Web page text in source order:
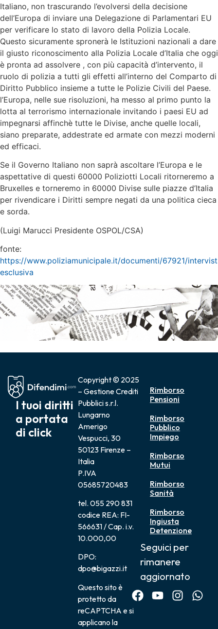
Italiano, non trascurando l’evolversi della decisione
dell’Europa di inviare una Delegazione di Parlamentari EU
per verificare lo stato di lavoro della Polizia Locale.
Questo sicuramente spronerà le Istituzioni nazionali a dare
il giusto riconoscimento alla Polizia Locale d’Italia che oggi
è pronta ad assolvere , con più capacità d’intervento, il
ruolo di polizia a tutti gli effetti all’interno del Comparto di
Diritto Pubblico insieme a tutte le Polizie Civili del Paese.
l’Europa, nelle sue risoluzioni, ha messo al primo punto la
lotta al terrorismo internazionale invitando i paesi EU ad
impegnarsi affinchè tutte le Divise, anche quelle locali,
siano preparate, addestrate ed armate con mezzi moderni
ed efficaci.
Se il Governo Italiano non saprà ascoltare l’Europa e le
aspettative di questi 60000 Poliziotti Locali ritorneremo a
Bruxelles e torneremo in 60000 Divise sulle piazze d’Italia
per rivendicare i Diritti sempre negati da una politica cieca
e sorda.
(Luigi Marucci Presidente OSPOL/CSA)
fonte:
https://www.poliziamunicipale.it/documenti/67921/
esclusiva
I tuoi diritti
a portata
di click
Copyright © 2025
– Gestione Crediti
Pubblici s.r.l.
Lungarno
Amerigo
Vespucci, 30
50123 Firenze –
Italia
P.IVA
05685720483
tel. 055 290 831
codice REA: FI-
566631 / Cap. i.v.
10.000,00
DPO:
dpo@bigazzi.it
Questo sito è
protetto da
reCAPTCHA e si
applicano la
Rimborso
Pensioni
Rimborso
Pubblico
Impiego
Rimborso
Mutui
Rimborso
Sanità
Rimborso
Ingiusta
Detenzione
Seguici per
rimanere
aggiornato